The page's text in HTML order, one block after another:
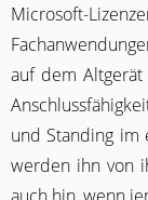
Microsoft-
auf dem
und Standing im
werden ihn von